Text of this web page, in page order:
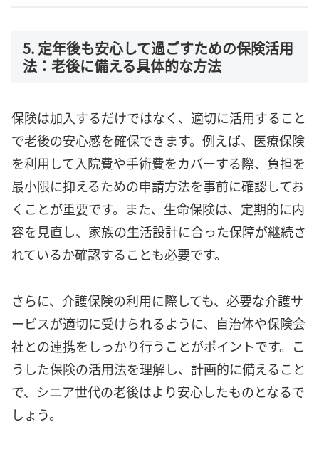
5. 定年後も安心して過ごすための保険活用
法：老後に備える具体的な方法
保険は加入するだけではなく、適切に活用すること
で老後の安心感を確保できます。例えば、医療保険
を利用して入院費や手術費をカバーする際、負担を
最小限に抑えるための申請方法を事前に確認してお
くことが重要です。また、生命保険は、定期的に内
容を見直し、家族の生活設計に合った保障が継続さ
れているか確認することも必要です。
さらに、介護保険の利用に際しても、必要な介護サ
ービスが適切に受けられるように、自治体や保険会
社との連携をしっかり行うことがポイントです。こ
うした保険の活用法を理解し、計画的に備えること
で、シニア世代の老後はより安心したものとなるで
しょう。